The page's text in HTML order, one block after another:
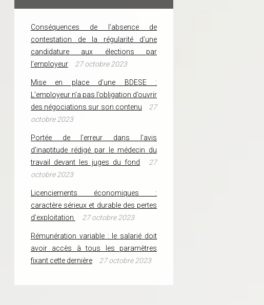
Conséquences de l’absence de
contestation de la régularité d’une
candidature aux élections par
l’employeur
27 octobre 2023
Mise en place d’une BDESE :
L’employeur n’a pas l’obligation d’ouvrir
des négociations sur son contenu
27
octobre 2023
Portée de l’erreur dans l’avis
d’inaptitude rédigé par le médecin du
travail devant les juges du fond
27
octobre 2023
Licenciements économiques :
caractère sérieux et durable des pertes
d’exploitation
27 octobre 2023
Rémunération variable : le salarié doit
avoir accès à tous les paramètres
fixant cette dernière
27 octobre 2023